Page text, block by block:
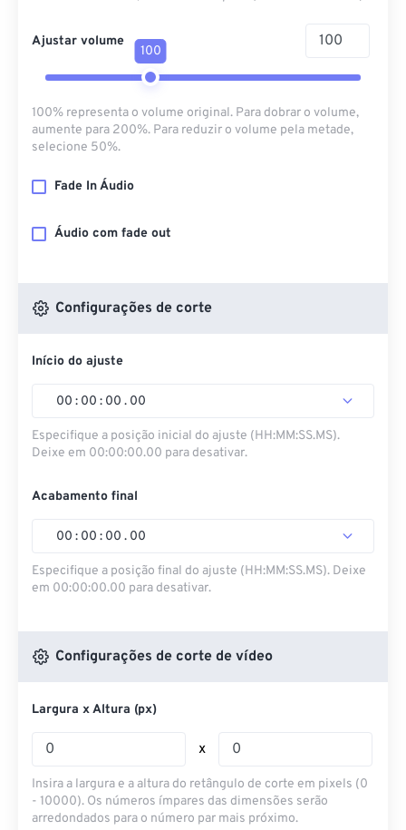
Ajustar volume
100
100% representa o volume original. Para dobrar o volume,
aumente para 200%. Para reduzir o volume pela metade,
selecione 50%.
Fade In Áudio
Áudio com fade out
Configurações de corte
Início do ajuste
00 : 00 : 00 . 00
Especifique a posição inicial do ajuste (HH:MM:SS.MS).
Deixe em 00:00:00.00 para desativar.
Acabamento final
00 : 00 : 00 . 00
Especifique a posição final do ajuste (HH:MM:SS.MS). Deixe
em 00:00:00.00 para desativar.
Configurações de corte de vídeo
Largura x Altura (px)
x
Insira a largura e a altura do retângulo de corte em pixels (0
- 10000). Os números ímpares das dimensões serão
arredondados para o número par mais próximo.